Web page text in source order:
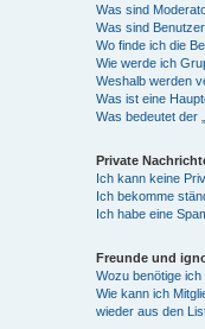
Was sind
Was sind
Wo finde ich die
Wie werde ich
Weshalb werden
Was ist eine
Was bedeutet der
Private
Ich kann keine
Ich bekomme
Ich habe eine
Freunde und
Wozu benötige
Wie kann ich
wieder aus den